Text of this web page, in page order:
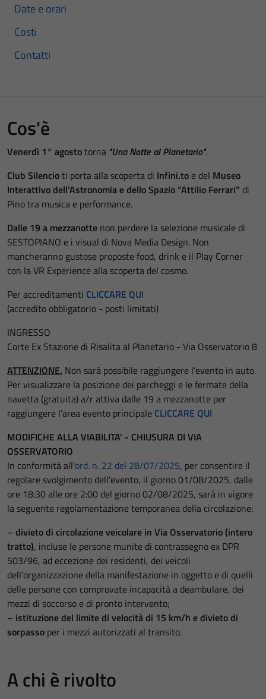
Date e orari
Costi
Contatti
Cos'è
Venerdì 1° agostotorna "Una Notte al Planetario".
Club Silencioti porta alla scoperta di Infini.to e del Museo
Interattivo dell’Astronomia e dello Spazio “Attilio Ferrari” di
Pino tra musica e performance.
Dalle 19 a mezzanotte non perdere la selezione musicale di
SESTOPIANO e i visual di Nova Media Design. Non
mancheranno gustose proposte food, drink e il Play Corner
con la VR Experience alla scoperta del cosmo.
Per accreditamenti CLICCARE QUI
(accredito obbligatorio - posti limitati)
INGRESSO
Corte Ex Stazione di Risalita al Planetario - Via Osservatorio 8
ATTENZIONE. Non sarà possibile raggiungere l'evento in auto.
Per visualizzare la posizione dei parcheggi e le fermate della
navetta (gratuita) a/r attiva dalle 19 a mezzanotte per
raggiungere l'area evento principale CLICCARE QUI
MODIFICHE ALLA VIABILITA' - CHIUSURA DI VIA
OSSERVATORIO
In conformità all'ord. n. 22 del 28/07/2025, per consentire il
regolare svolgimento dell'evento, il giorno 01/08/2025, dalle
ore 18:30 alle ore 2:00 del giorno 02/08/2025, sarà in vigore
la seguente regolamentazione temporanea della circolazione:
– divieto di circolazione veicolare in Via Osservatorio (intero
tratto), incluse le persone munite di contrassegno ex DPR
503/96, ad eccezione dei residenti, dei veicoli
dell’organizzazione della manifestazione in oggetto e di quelli
delle persone con comprovate incapacità a deambulare, dei
mezzi di soccorso e di pronto intervento;
– istituzione del limite di velocità di 15 km/h e divieto di
sorpasso per i mezzi autorizzati al transito.
A chi è rivolto